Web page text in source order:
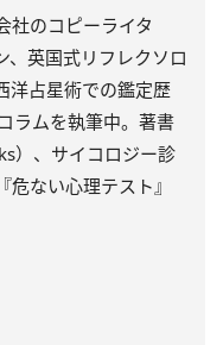
社のコピーライタ
、英国式リフレクソロ
洋占星術での鑑定歴
ラムを執筆中。著書
）、 サイコロジー診
危ない心理テスト』